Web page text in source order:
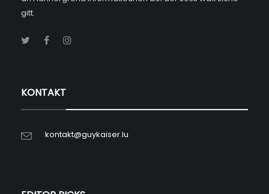
gitt.
KONTAKT
kontakt@guykaiser.lu